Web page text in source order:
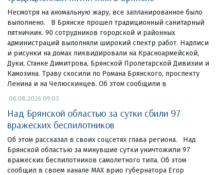
Несмотря на аномальную жару, все запланированное было
выполнено. В Брянске прошел традиционный санитарный
пятничник. 90 сотрудников городской и районных
администраций выполняли широкий спектр работ. Надписи
и рисунки на домах ликвидировали на Красноармейской,
Дуки, Станке Димитрова, Брянской Пролетарской Дивизии и
Камозина. Траву скосили по Романа Брянского, проспекту
Ленина и на Челюскинцев. Об этом сообщили в
08.08.2026 09:03
Над Брянской областью за сутки сбили 97
вражеских беспилотников
Об этом рассказал в своих соцсетях глава региона. Над
Брянской областью за минувшие сутки уничтожили 97
вражеских беспилотников самолетного типа. Об этом
сообщил в своем канале МАХ врио губернатора Егор